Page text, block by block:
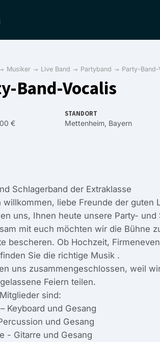
Musiker Live Band Partyband Party-Band-
Band-Vocalis
€
STANDORT
Mettenheim, Bayern
Schlagerband der Extraklasse
willkommen, liebe Freunde der guten
uns, Ihnen heute unsere Party-
mit euch möchten wir die Bühne
bescheren. Ob Hochzeit,
Sie die richtige Musik .
uns zusammengeschlossen, weil
Feiern teilen.
sind:
Keyboard und Gesang
und Gesang
- Gitarre und Gesang